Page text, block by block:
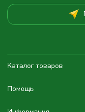
Каталог товаров
Помощь